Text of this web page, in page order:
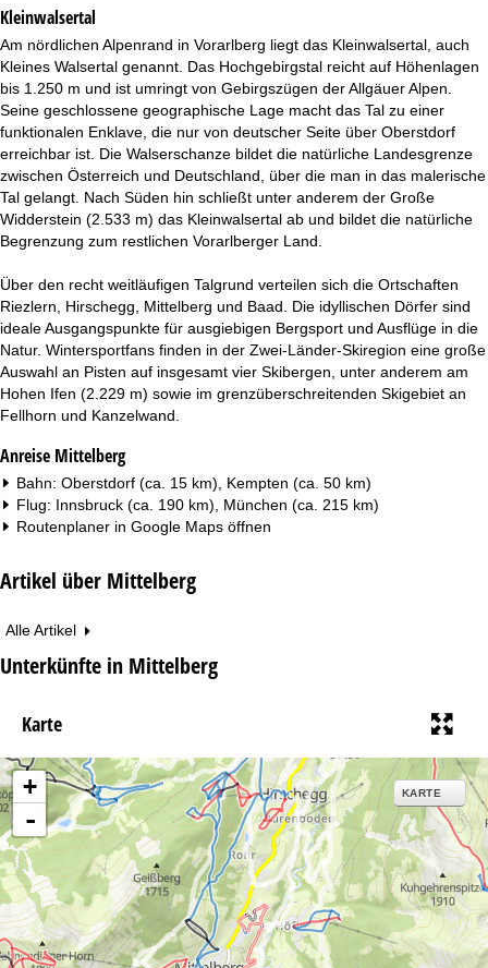
Kleinwalsertal
Am nördlichen Alpenrand in Vorarlberg liegt das Kleinwalsertal, auch
Kleines Walsertal genannt. Das Hochgebirgstal reicht auf Höhenlagen
bis 1.250 m und ist umringt von Gebirgszügen der Allgäuer Alpen.
Seine geschlossene geographische Lage macht das Tal zu einer
funktionalen Enklave, die nur von deutscher Seite über Oberstdorf
erreichbar ist. Die Walserschanze bildet die natürliche Landesgrenze
zwischen Österreich und Deutschland, über die man in das malerische
Tal gelangt. Nach Süden hin schließt unter anderem der Große
Widderstein (2.533 m) das Kleinwalsertal ab und bildet die natürliche
Begrenzung zum restlichen Vorarlberger Land.
Über den recht weitläufigen Talgrund verteilen sich die Ortschaften
Riezlern, Hirschegg, Mittelberg und Baad. Die idyllischen Dörfer sind
ideale Ausgangspunkte für ausgiebigen Bergsport und Ausflüge in die
Natur. Wintersportfans finden in der Zwei-Länder-Skiregion eine große
Auswahl an Pisten auf insgesamt vier Skibergen, unter anderem am
Hohen Ifen (2.229 m) sowie im grenzüberschreitenden Skigebiet an
Fellhorn und Kanzelwand.
Anreise Mittelberg
Bahn: Oberstdorf (ca. 15 km), Kempten (ca. 50 km)
Flug: Innsbruck (ca. 190 km), München (ca. 215 km)
Routenplaner in Google Maps öffnen
Artikel über Mittelberg
Alle Artikel
Unterkünfte in Mittelberg
Karte
+
-
KARTE